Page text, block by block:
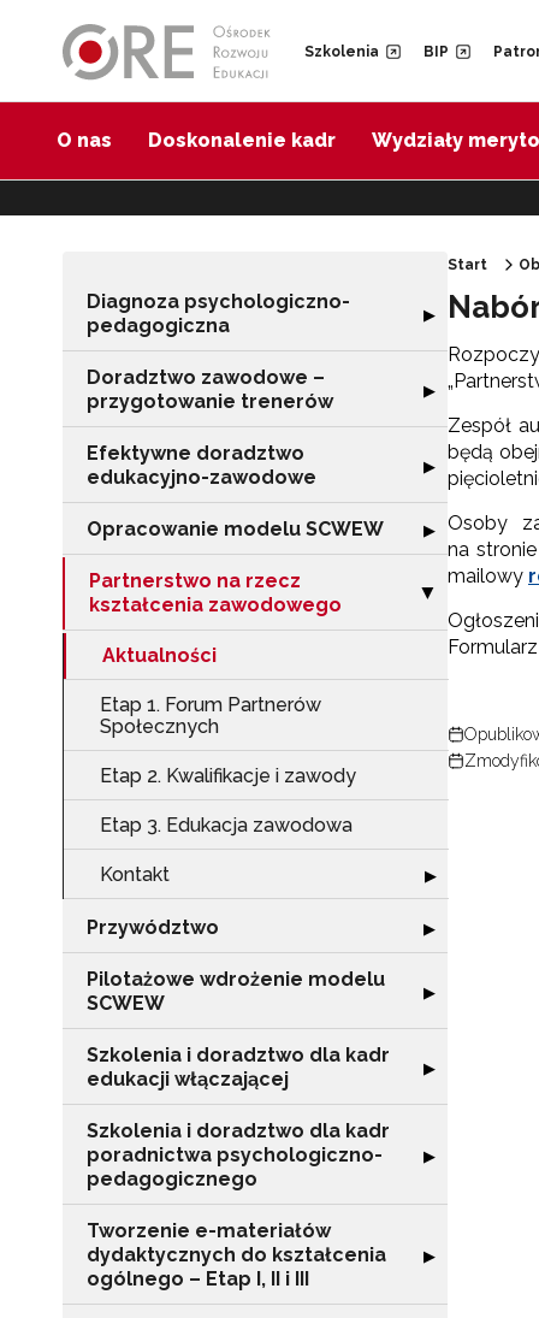
Szkolenia BIP
O nas Doskonalenie kadr Wydziały
Diagnoza psychologiczno-
pedagogiczna
Rozwiń sekcję
▶
Doradztwo zawodowe –
przygotowanie trenerów
Rozwiń sekcję
▶
Efektywne doradztwo
edukacyjno-zawodowe
Rozwiń sekcję
▶
Opracowanie modelu SCWEW Rozwiń sekcję
▶
Partnerstwo na rzecz
kształcenia zawodowego
Zwiń sekcję
▶
Aktualności
Etap 1. Forum Partnerów
Społecznych
Etap 2. Kwalifikacje i zawody
Etap 3. Edukacja zawodowa
Kontakt Rozwiń sekcję
▶
Przywództwo Rozwiń sekcję
▶
Pilotażowe wdrożenie modelu
SCWEW
Rozwiń sekcję
▶
Szkolenia i doradztwo dla kadr
edukacji włączającej
Rozwiń sekcję
▶
Szkolenia i doradztwo dla kadr
poradnictwa psychologiczno-
pedagogicznego
Rozwiń sekcję
▶
Tworzenie e-materiałów
dydaktycznych do kształcenia
ogólnego – Etap I, II i III
Rozwiń sekcję
▶
Start
Zespół
będą
Osoby
na
mailowy